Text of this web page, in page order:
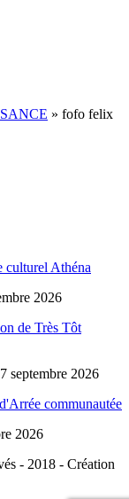
» fofo felix
culturel Athéna
2026
de Très Tôt
septembre 2026
communautée
2026
- 2018 - Création